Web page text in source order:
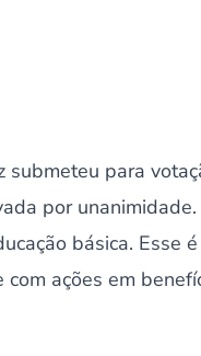
para
por
básica. Esse
ações em